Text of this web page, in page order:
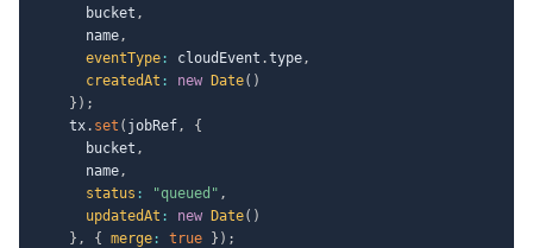
      bucket
,
      name
,
eventType : cloudEvent .type,
createdAt : new Date( )
} ) ;
    tx
. set ( jobRef,
{
      bucket
,
      name
,
status : "queued" ,
updatedAt : new Date( )
} , { merge : true } ) ;